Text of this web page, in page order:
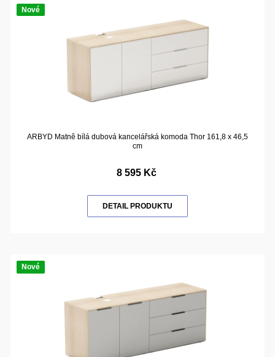
Nové
ARBYD Matně bílá dubová kancelářská komoda Thor 161,8 x 46,5
cm
8 595 Kč
DETAIL PRODUKTU
Nové